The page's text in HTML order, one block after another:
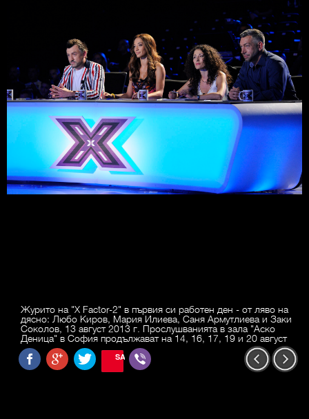
Журито на "X Factor-2" в първия си работен ден - от ляво на
дясно: Любо Киров, Мария Илиева, Саня Армутлиева и Заки
Соколов, 13 август 2013 г. Прослушванията в зала "Аско
Деница" в София продължават на 14, 16, 17, 19 и 20 август
SAVE